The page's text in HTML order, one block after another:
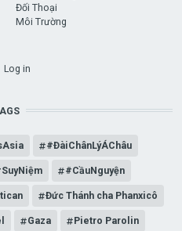
Đối Thoại
Môi Trường
Log in
#ĐàiChânLýÁChâu
#CầuNguyện
Đức Thánh cha Phanxicô
Gaza Pietro Parolin